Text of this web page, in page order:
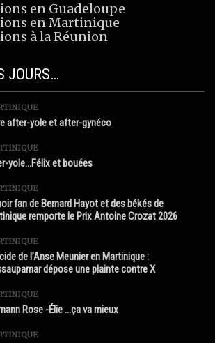
en Guadeloupe
en Martinique
à la Réunion
JOURS…
after-yole et after-gynéco
yole…Félix et bouées
fan de Bernard Hayot et des békés de
remporte le Prix Antoine Crozat 2026
de l’Anse Meunier en Martinique :
dépose une plainte contre X
Rose -Élie …ça va mieux